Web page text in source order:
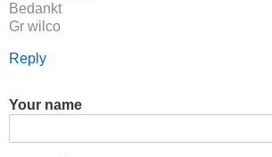
Bedankt
Gr wilco
Reply
Your name